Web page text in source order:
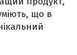
що в